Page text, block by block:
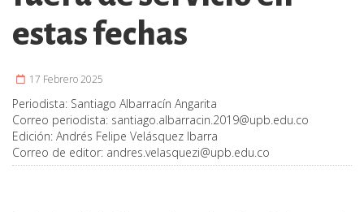
estas fechas
17 Febrero 2025
Periodista: Santiago Albarracín Angarita
Correo periodista: santiago.albarracin.2019@upb.edu.co
Edición: Andrés Felipe Velásquez Ibarra
Correo de editor: andres.velasquezi@upb.edu.co